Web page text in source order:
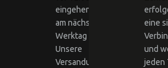
eingehen, werden
am nächsten
Werktag versandt.
Unsere
Versandunternehmen
eine
und
jeden